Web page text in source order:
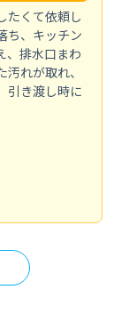
たくて依頼し
ち、キッチン
、排水口まわ
れが取れ、
引き渡し時に